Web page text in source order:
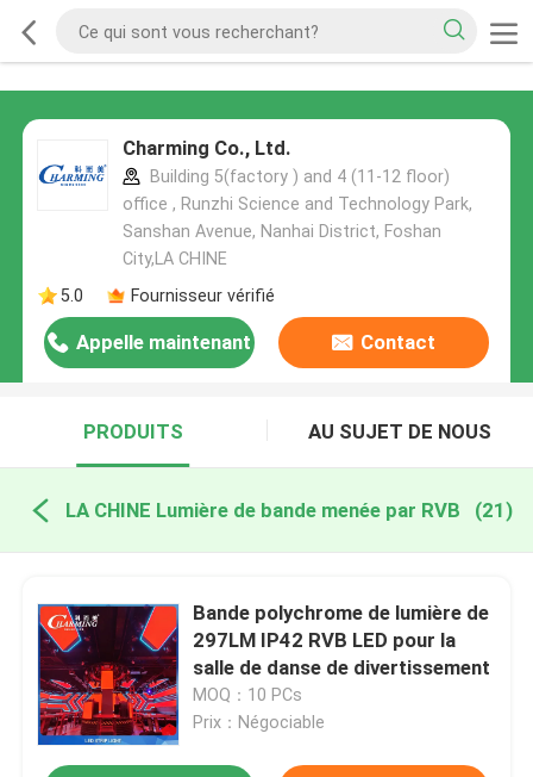
Charming Co., Ltd.
Building 5(factory ) and 4 (11-12 floor)
office , Runzhi Science and Technology Park,
Sanshan Avenue, Nanhai District, Foshan
City,LA CHINE
5.0
Fournisseur vérifié
Appelle maintenant Contact
PRODUITS AU SUJET DE NOUS
LA CHINE Lumière de bande menée par RVB (21)
Bande polychrome de lumière de
297LM IP42 RVB LED pour la
salle de danse de divertissement
MOQ：10 PCs
Prix：Négociable